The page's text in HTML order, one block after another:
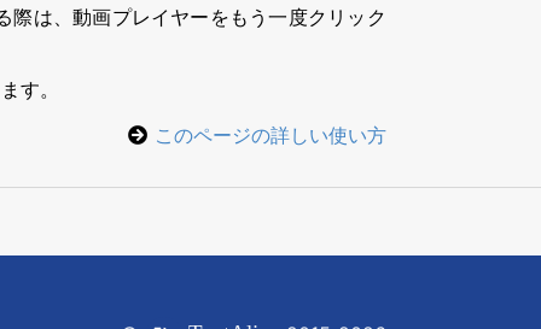
は、動画プレイヤーをもう一度クリック
す。
このページの詳しい使い方